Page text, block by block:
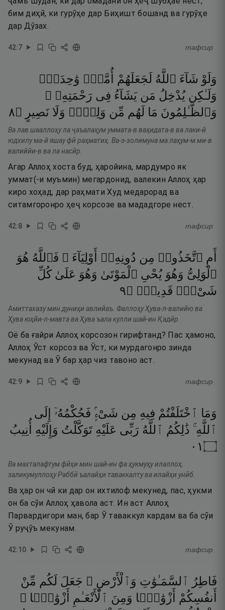
бим диҳӣ, ки гурӯҳе дар Биҳишт бошанд ва гурӯҳе
дар Дӯзах.
42:7 тафсир
وَلَوْ شَآءَ ٱللَّهُ لَجَعَلَهُمْ أُمَّةًۭ وَٰحِدَةًۭ
وَلَـٰكِن يُدْخِلُ مَن يَشَآءُ فِى رَحْمَتِهِۦ ۚ
وَٱلظَّـٰلِمُونَ مَا لَهُم مِّن وَلِىٍّۢ وَلَا نَصِيرٍ ۝٨
Ва лав шааллоҳу ла ҷаъалаҳум уммата-в ваҳидата-в ва лаки-й
юдхилу ма-й яшау фӣ раҳматиҳ. Ва-з-золимуна ма лаҳум-м ми-в
валиййи-в ва ла насӣр.
Агар Аллоҳ хоста буд, ҳаройина, мардумро як
уммат(-и муъмин) мегардонид, валекин Аллоҳ ҳар
киро хоҳад, дар раҳмати Худ медарорад ва
ситамгоронро ҳеҷ корсозе ва мададгоре нест.
42:8 тафсир
أَمِ ٱتَّخَذُوا۟ مِن دُونِهِۦٓ أَوْلِيَآءَ ۖ فَٱللَّهُ هُوَ
ٱلْوَلِىُّ وَهُوَ يُحْىِ ٱلْمَوْتَىٰ وَهُوَ عَلَىٰ كُلِّ
شَىْءٍۢ قَدِيرٌۭ ۝٩
Амиттахазу мин дуниҳи авлийаъ. Фаллоҳу Ҳува-л-валийю ва
Ҳува юҳйи-л-мавта ва Ҳува ъала кулли шай-ин Қадӣр.
Оё ба ғайри Аллоҳ корсозон гирифтанд? Пас ҳамоно,
Аллоҳ Ӯст корсоз ва Ӯст, ки мурдагонро зинда
мекунад ва Ӯ бар ҳар чиз тавоно аст.
42:9 тафсир
وَمَا ٱخْتَلَفْتُمْ فِيهِ مِن شَىْءٍۢ فَحُكْمُهُۥٓ
إِلَى
ٱللَّهِ ۚ ذَٰلِكُمُ ٱللَّهُ رَبِّى عَلَيْهِ تَوَكَّلْتُ وَإِلَيْهِ
أُنِيبُ
۝١٠
Ва махталафтум фӣҳи мин шай-ин фа ҳукмуҳу илаллоҳ.
заликумуллоҳу Раббӣ ъалайҳи таваккалту ва илайҳи унӣб.
Ва ҳар он чӣ ки дар он ихтилоф мекунед, пас, ҳукми
он ба сӯи Аллоҳ ҳавола аст. Ин аст Аллоҳ
Парвардигори ман, бар Ӯ таваккул кардам ва ба сӯи
Ӯ руҷӯъ мекунам.
42:10 тафсир
فَاطِرُ ٱلسَّمَـٰوَٰتِ وَٱلْأَرْضِ ۚ جَعَلَ لَكُم مِّنْ
أَنفُسِكُمْ
أَزْوَٰجًۭا وَمِنَ ٱلْأَنْعَـٰمِ
أَزْوَٰجًۭا ۖ